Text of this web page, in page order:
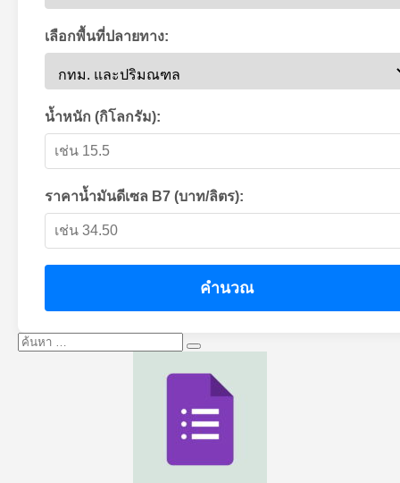
เลือกพื้นที่ปลายทาง:
น้ำหนัก (กิโลกรัม):
ราคาน้ำมันดีเซล B7 (บาท/ลิตร):
คำนวณ
ค้นหา:
ค้นหา